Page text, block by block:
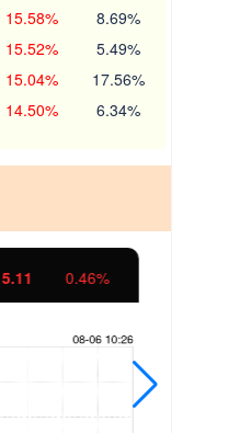
15.58% 8.69%
15.52% 5.49%
15.04% 17.56%
14.50% 6.34%
5.11 0.46%